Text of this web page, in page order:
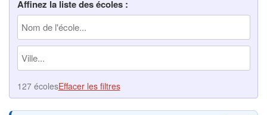
Affinez la liste des écoles :
127 écolesEffacer les filtres